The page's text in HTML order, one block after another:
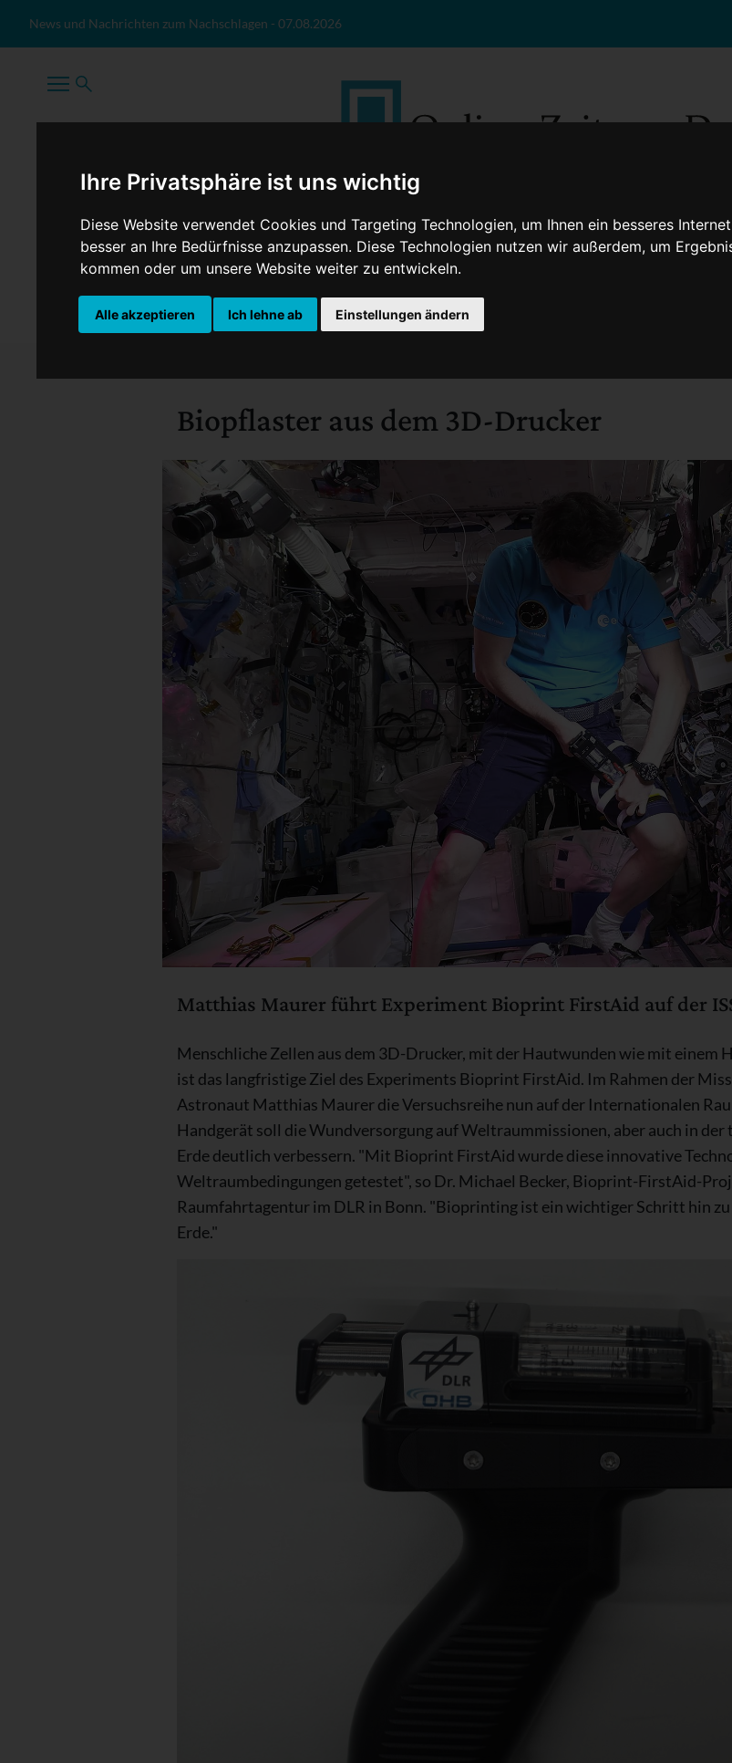
Ihre Privatsphäre ist uns wichtig
Diese Website verwendet Cookies und Targeting Technologien, um Ihnen ein besseres
besser an Ihre Bedürfnisse anzupassen. Diese Technologien nutzen wir außerdem, um
kommen oder um unsere Website weiter zu entwickeln.
Alle akzeptieren Ich lehne ab Einstellungen ändern
News und Nachrichten zum Nachschlagen - 07.08.2026
TopNews Politik Sport Wirtschaft Firmennews Gesellschaft
Biopflaster aus dem 3D-Drucker
Matthias Maurer führt Experiment Bioprint FirstAid auf der
Menschliche Zellen aus dem 3D-Drucker, mit der Hautwunden wie mit einem
ist das langfristige Ziel des Experiments Bioprint FirstAid. Im Rahmen der
Astronaut Matthias Maurer die Versuchsreihe nun auf der Internationalen
Handgerät soll die Wundversorgung auf Weltraummissionen, aber auch in
Erde deutlich verbessern. "Mit Bioprint FirstAid wurde diese innovative
Weltraumbedingungen getestet", so Dr. Michael Becker, Bioprint-FirstAid-
Raumfahrtagentur im DLR in Bonn. "Bioprinting ist ein wichtiger Schritt hin
Erde."